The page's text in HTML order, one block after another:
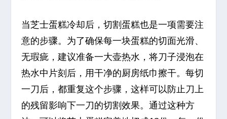
当芝士蛋糕冷却后，切割蛋糕也是一项需要注
意的步骤。为了确保每一块蛋糕的切面光滑、
无瑕疵，建议准备一大壶热水，将刀子浸泡在
热水中片刻后，用干净的厨房纸巾擦干。每切
一刀后，都重复这个步骤，这样可以防止刀上
的残留影响下一刀的切割效果。通过这种方